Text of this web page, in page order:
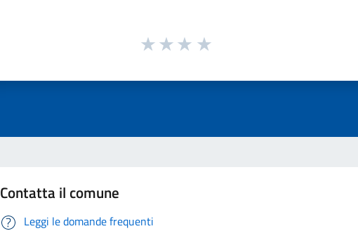
Contatta il comune
Leggi le domande frequenti